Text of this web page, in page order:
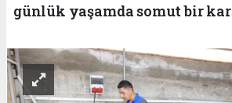
günlük yaşamda somut bir